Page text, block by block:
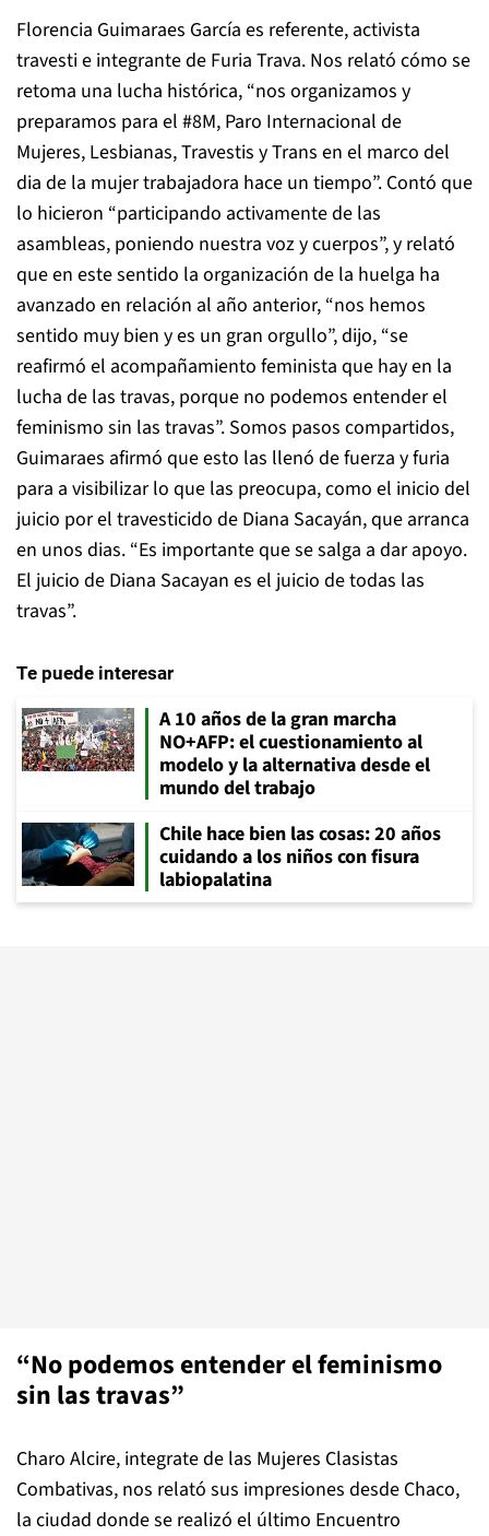
Florencia Guimaraes García es referente, activista
travesti e integrante de Furia Trava. Nos relató cómo se
retoma una lucha histórica, “nos organizamos y
preparamos para el #8M, Paro Internacional de
Mujeres, Lesbianas, Travestis y Trans en el marco del
dia de la mujer trabajadora hace un tiempo”. Contó que
lo hicieron “participando activamente de las
asambleas, poniendo nuestra voz y cuerpos”, y relató
que en este sentido la organización de la huelga ha
avanzado en relación al año anterior, “nos hemos
sentido muy bien y es un gran orgullo”, dijo, “se
reafirmó el acompañamiento feminista que hay en la
lucha de las travas, porque no podemos entender el
feminismo sin las travas”. Somos pasos compartidos,
Guimaraes afirmó que esto las llenó de fuerza y furia
para a visibilizar lo que las preocupa, como el inicio del
juicio por el travesticido de Diana Sacayán, que arranca
en unos dias. “Es importante que se salga a dar apoyo.
El juicio de Diana Sacayan es el juicio de todas las
travas”.
Te puede interesar
A 10 años de la gran marcha
NO+AFP: el cuestionamiento al
modelo y la alternativa desde el
mundo del trabajo
Chile hace bien las cosas: 20 años
cuidando a los niños con fisura
labiopalatina
“No podemos entender el feminismo
sin las travas”
Charo Alcire, integrate de las Mujeres Clasistas
Combativas, nos relató sus impresiones desde Chaco,
la ciudad donde se realizó el último Encuentro